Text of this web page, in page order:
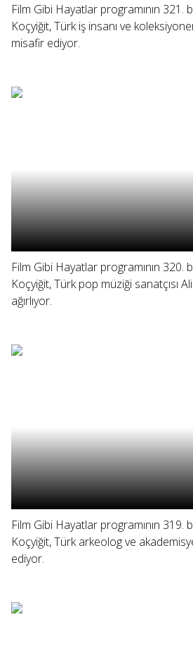
Film Gibi Hayatlar programının 321.
Koçyiğit, Türk iş insanı ve
misafir ediyor.
Film Gibi Hayatlar programının 320.
Koçyiğit, Türk pop müziği sanatçısı
ağırlıyor.
Film Gibi Hayatlar programının 319.
Koçyiğit, Türk arkeolog ve
ediyor.